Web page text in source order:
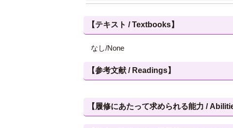
【テキスト / Textbooks】
なし/None
【参考文献 / Readings】
【履修にあたって求められる能力 /